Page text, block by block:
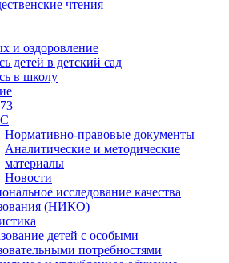
чтения
и оздоровление
детей в детский сад
в школу
Нормативно-правовые документы
Аналитические и методические
материалы
Новости
исследование качества
(НИКО)
детей с особыми
потребностями